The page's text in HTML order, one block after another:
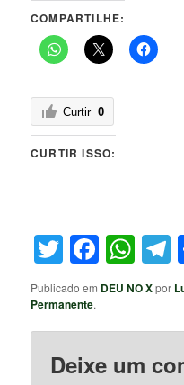
COMPARTILHE:
Curtir 0
CURTIR ISSO:
Twitter
Publicado em DEU NO Xpor
Permanente.
Deixe um